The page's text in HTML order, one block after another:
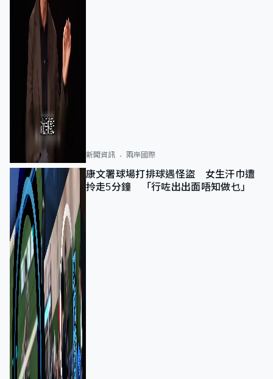
新聞資訊 兩岸國際
康文署球場打排球遇怪盜 女生汗巾遭
拎走5分鐘 「行咗出出面唔知做乜」